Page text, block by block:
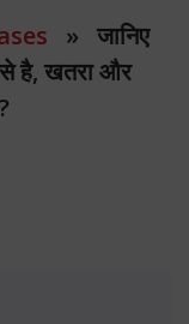
» जानिए
है, खतरा और